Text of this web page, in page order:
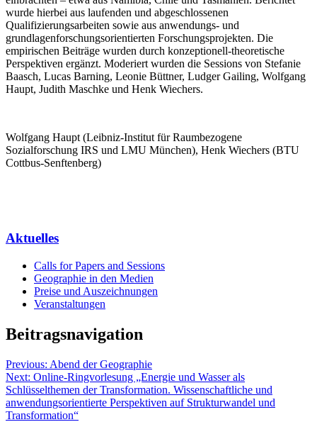
wurde hierbei aus laufenden und abgeschlossenen
Qualifizierungsarbeiten sowie aus anwendungs- und
grundlagenforschungsorientierten Forschungsprojekten. Die
empirischen Beiträge wurden durch konzeptionell-theoretische
Perspektiven ergänzt. Moderiert wurden die Sessions von Stefanie
Baasch, Lucas Barning, Leonie Büttner, Ludger Gailing, Wolfgang
Haupt, Judith Maschke und Henk Wiechers.
Wolfgang Haupt (Leibniz-Institut für Raumbezogene
Sozialforschung IRS und LMU München), Henk Wiechers (BTU
Cottbus-Senftenberg)
Aktuelles
Calls for Papers and Sessions
Geographie in den Medien
Preise und Auszeichnungen
Veranstaltungen
Beitragsnavigation
Previous: Abend der Geographie
Next: Online-Ringvorlesung „Energie und Wasser als
Schlüsselthemen der Transformation. Wissenschaftliche und
anwendungsorientierte Perspektiven auf Strukturwandel und
Transformation“